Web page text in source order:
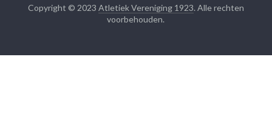
Copyright © 2023 Atletiek Vereniging 1923. Alle rechten
voorbehouden.